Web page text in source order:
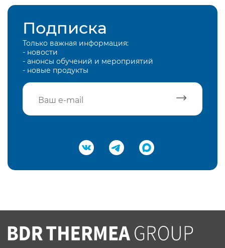
Подписка
Только важная информация:
- новости
- анонсы обучений и мероприятий
- новые продукты
Подтвердить e-mail
Вы соглашаетесь с нашей политикой
конфеденциальности